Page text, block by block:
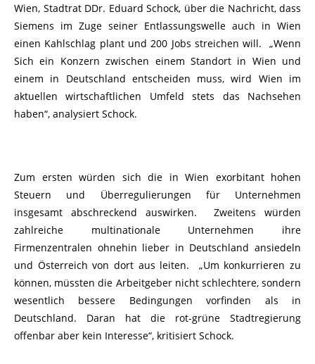
Wien, Stadtrat DDr. Eduard Schock, über die Nachricht, dass
Siemens im Zuge seiner Entlassungswelle auch in Wien
einen Kahlschlag plant und 200 Jobs streichen will. „Wenn
Sich ein Konzern zwischen einem Standort in Wien und
einem in Deutschland entscheiden muss, wird Wien im
aktuellen wirtschaftlichen Umfeld stets das Nachsehen
haben“, analysiert Schock.
Zum ersten würden sich die in Wien exorbitant hohen
Steuern und Überregulierungen für Unternehmen
insgesamt abschreckend auswirken. Zweitens würden
zahlreiche multinationale Unternehmen ihre
Firmenzentralen ohnehin lieber in Deutschland ansiedeln
und Österreich von dort aus leiten. „Um konkurrieren zu
können, müssten die Arbeitgeber nicht schlechtere, sondern
wesentlich bessere Bedingungen vorfinden als in
Deutschland. Daran hat die rot-grüne Stadtregierung
offenbar aber kein Interesse“, kritisiert Schock.